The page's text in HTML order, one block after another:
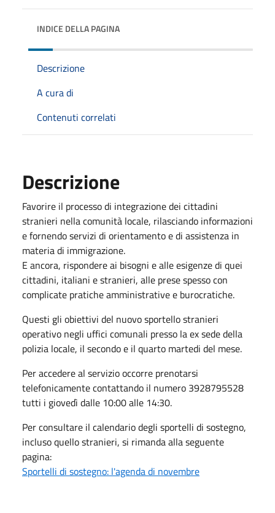
INDICE DELLA PAGINA
Descrizione
A cura di
Contenuti correlati
Descrizione
Favorire il processo di integrazione dei cittadini
stranieri nella comunità locale, rilasciando informazioni
e fornendo servizi di orientamento e di assistenza in
materia di immigrazione.
E ancora, rispondere ai bisogni e alle esigenze di quei
cittadini, italiani e stranieri, alle prese spesso con
complicate pratiche amministrative e burocratiche.
Questi gli obiettivi del nuovo sportello stranieri
operativo negli uffici comunali presso la ex sede della
polizia locale, il secondo e il quarto martedi del mese.
Per accedere al servizio occorre prenotarsi
telefonicamente contattando il numero 3928795528
tutti i giovedì dalle 10:00 alle 14:30.
Per consultare il calendario degli sportelli di sostegno,
incluso quello stranieri, si rimanda alla seguente
pagina:
Sportelli di sostegno: l'agenda di novembre